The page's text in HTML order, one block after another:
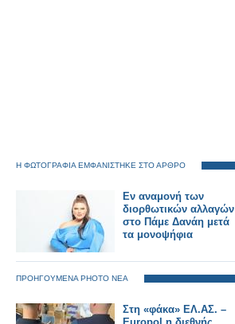
Η ΦΩΤΟΓΡΑΦΙΑ ΕΜΦΑΝΙΣΤΗΚΕ ΣΤΟ ΑΡΘΡΟ
Εν αναμονή των
διορθωτικών αλλαγών
στο Πάμε Δανάη μετά
τα μονοψήφια
ΠΡΟΗΓΟΥΜΕΝΑ PHOTO ΝΕΑ
Στη «φάκα» ΕΛ.ΑΣ. –